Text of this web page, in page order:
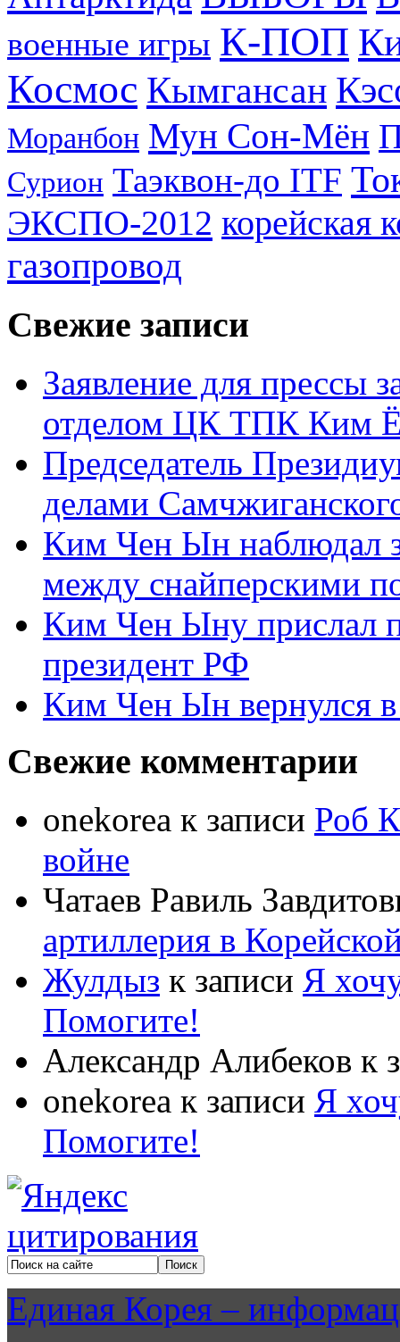
военные игры К-ПОП
Космос Кымгансан
Моранбон Мун Сон-Мён
Сурион Таэквон-до ITF
ЭКСПО-2012 корейская
газопровод
Свежие записи
Заявление для прессы
отделом ЦК ТПК Ким
Председатель
делами
Ким Чен Ын наблюдал
между снайперскими
Ким Чен Ыну прислал
президент РФ
Ким Чен Ын вернулся
Свежие комментарии
onekorea к записи Роб
войне
Чатаев Равиль
артиллерия в
Жулдыз к записи Я
Помогите!
Александр Алибеков к
onekorea к записи Я
Помогите!
Единая Корея –